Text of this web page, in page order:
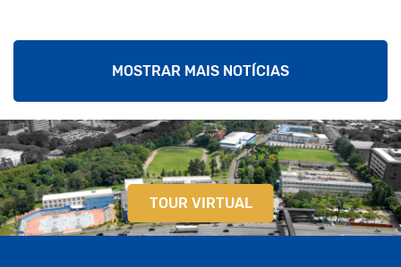
MOSTRAR MAIS NOTÍCIAS
TOUR VIRTUAL